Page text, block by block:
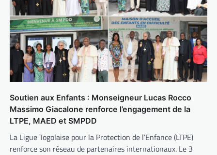
Soutien aux Enfants : Monseigneur Lucas Rocco
Massimo Giacalone renforce l’engagement de la
LTPE, MAED et SMPDD
La Ligue Togolaise pour la Protection de l’Enfance (LTPE)
renforce son réseau de partenaires internationaux. Le 3